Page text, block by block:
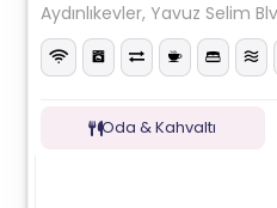
Aydınlıkevler, Yavuz Selim
Oda & Kahvaltı